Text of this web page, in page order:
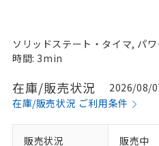
ソリッドステート・タイマ, パ
時間: 3min
在庫/販売状況
2026/08/
在庫/販売状況 ご利用条件
販売状況 販売中